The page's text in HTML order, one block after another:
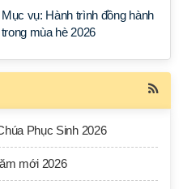
vụ: Hành trình đồng hành
mùa hè 2026
Phục Sinh 2026
mới 2026